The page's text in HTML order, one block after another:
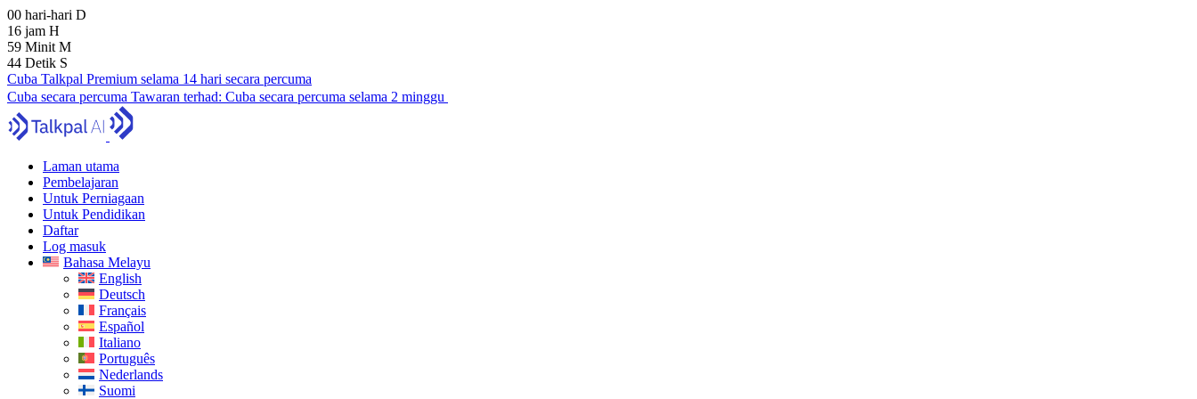
00 hari-hari D
16 jam H
59 Minit M
43 Detik S
Cuba Talkpal Premium selama 14 hari secara percuma
Cuba secara percuma Tawaran terhad: Cuba secara percuma selama 2 minggu
Laman utama
Pembelajaran
Untuk Perniagaan
Untuk Pendidikan
Daftar
Log masuk
Bahasa Melayu
English
Deutsch
Français
Español
Italiano
Português
Nederlands
Suomi